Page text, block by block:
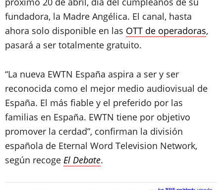
fundadora, la Madre Angélica. El canal, hasta
ahora solo disponible en las OTT de operadoras,
pasará a ser totalmente gratuito.
“La nueva EWTN España aspira a ser y ser
reconocida como el mejor medio audiovisual de
España. El más fiable y el preferido por las
familias en España. EWTN tiene por objetivo
promover la cerdad”, confirman la división
española de Eternal Word Television Network,
según recoge El Debate.